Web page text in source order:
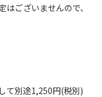
ございませんので、
て別途1,250円(税別)